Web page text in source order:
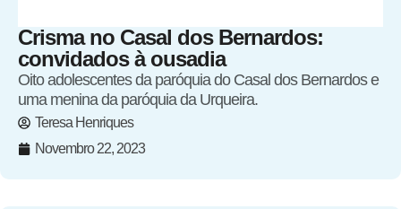
Crisma no Casal dos Bernardos:
convidados à ousadia
Oito adolescentes da paróquia do Casal dos Bernardos e
uma menina da paróquia da Urqueira.
Teresa Henriques
Novembro 22, 2023